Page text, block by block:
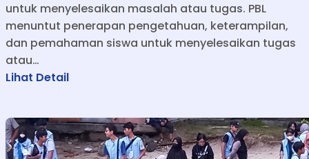
untuk menyelesaikan masalah atau tugas. PBL
menuntut penerapan pengetahuan, keterampilan,
dan pemahaman siswa untuk menyelesaikan tugas
atau…
Lihat Detail:
g
a